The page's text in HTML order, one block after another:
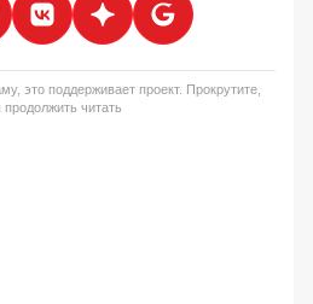
это поддерживает проект. Прокрутите,
продолжить читать